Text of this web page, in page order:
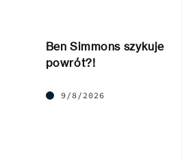
Ben Simmons szykuje
powrót?!
9/8/2026